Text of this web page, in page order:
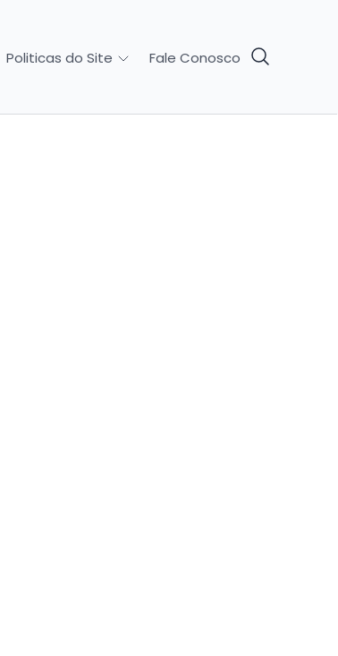
Politicas do Site Fale Conosco